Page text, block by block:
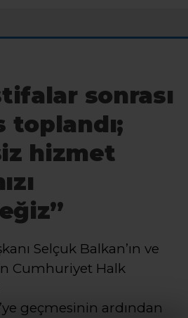
sonrası
toplandı;
hizmet
Selçuk Balkan’ın ve
Cumhuriyet Halk
geçmesinin ardından